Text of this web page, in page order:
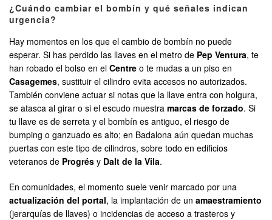
¿Cuándo cambiar el bombín y qué señales indican
urgencia?
Hay momentos en los que el cambio de bombín no puede
esperar. Si has perdido las llaves en el metro de Pep Ventura, te
han robado el bolso en el Centre o te mudas a un piso en
Casagemes, sustituir el cilindro evita accesos no autorizados.
También conviene actuar si notas que la llave entra con holgura,
se atasca al girar o si el escudo muestra marcas de forzado. Si
tu llave es de serreta y el bombín es antiguo, el riesgo de
bumping o ganzuado es alto; en Badalona aún quedan muchas
puertas con este tipo de cilindros, sobre todo en edificios
veteranos de Progrés y Dalt de la Vila.
En comunidades, el momento suele venir marcado por una
actualización del portal, la implantación de un amaestramiento
(jerarquías de llaves) o incidencias de acceso a trasteros y